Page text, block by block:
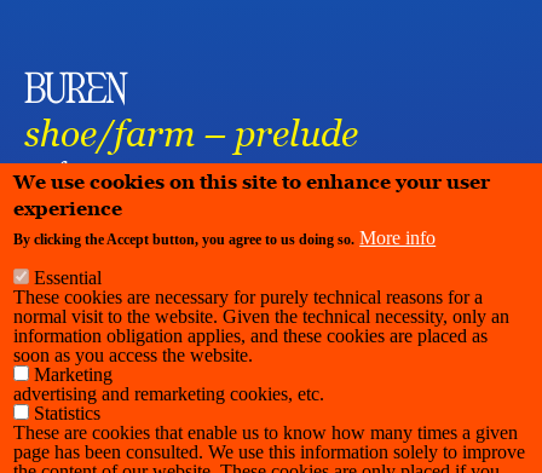
buren
shoe/farm – prelude
performance
We use cookies on this site to enhance your user
experience
By clicking the Accept button, you agree to us doing so. More info
Essential
These cookies are necessary for purely technical reasons for a
normal visit to the website. Given the technical necessity, only an
information obligation applies, and these cookies are placed as
soon as you access the website.
Marketing
advertising and remarketing cookies, etc.
Statistics
These are cookies that enable us to know how many times a given
page has been consulted. We use this information solely to improve